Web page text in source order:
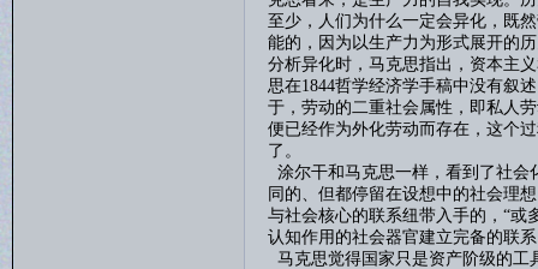
至少，人们为什么一定会异化，既
能的，因为以生产力为形式展开的
分析异化时，马克思指出，资本主
思在1844哲学经济学手稿中没有叙
于，劳动的二重社会属性，即私人
便已经作为外化劳动而存在，这个
了。
涂尔干和马克思一样，看到了社会
同的、但都停留在设想中的社会理
与社会核心的联系纽带入手的，“或
认知作用的社会器官建立完备的联
马克思觉得国家只是资产阶级的工